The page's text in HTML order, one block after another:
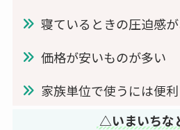
寝ているときの圧迫感
価格が安いものが多い
家族単位で使うには便利
△いまいちな